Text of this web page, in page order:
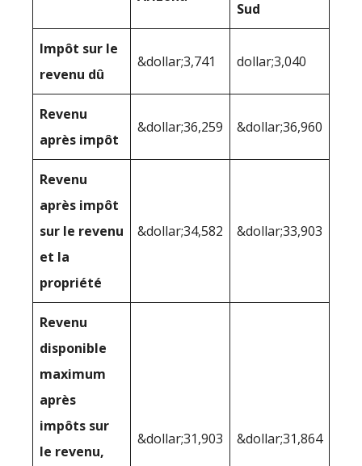
Sud
Impôt sur le
revenu dû
&dollar;3,741 dollar;3,040
Revenu
après impôt
&dollar;36,259 &dollar;36,960
Revenu
après impôt
sur le revenu
et la
propriété
&dollar;34,582 &dollar;33,903
Revenu
disponible
maximum
après
impôts sur
le revenu,
&dollar;31,903 &dollar;31,864